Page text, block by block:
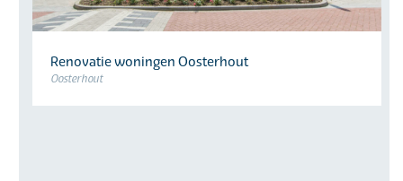
Renovatie woningen Oosterhout
Oosterhout